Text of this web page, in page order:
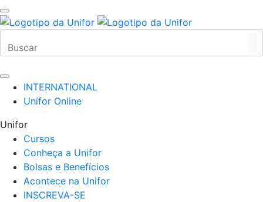
INTERNATIONAL
Unifor Online
Unifor
Cursos
Conheça a Unifor
Bolsas e Benefícios
Acontece na Unifor
INSCREVA-SE